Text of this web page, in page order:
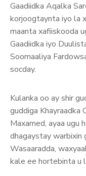
Gaadiidka Aqalka
korjoogtaynta iyo la
maanta xafiiskooda
Gaadiidka iyo
Soomaaliya
socday.
Kulanka oo ay shir
guddiga Khayraadka
Maxamed, ayaa ugu
dhagaystay warbixin
Wasaaradda,
kale ee hortebinta u